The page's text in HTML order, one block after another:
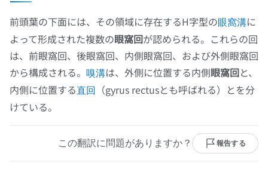
前頭葉の下面には、その領域に存在するH字型の眼窩溝に
よって形成された複数の眼窩回が認められる。これらの回
は、前眼窩回、後眼窩回、内側眼窩回、および外側眼窩回
から構成される。 嗅溝は、外側に位置する内側眼窩回と、
内側に位置する直回 （gyrus rectusとも呼ばれる）とを分
けている。
この翻訳に問題がありますか？ 報告する